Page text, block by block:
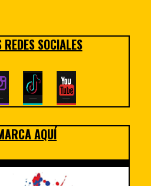
REDES SOCIALES
AQUÍ